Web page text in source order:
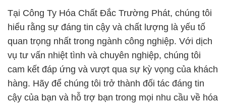
Tại Công Ty Hóa Chất Đắc Trường Phát, chúng tôi
hiểu rằng sự đáng tin cậy và chất lượng là yếu tố
quan trọng nhất trong ngành công nghiệp. Với dịch
vụ tư vấn nhiệt tình và chuyên nghiệp, chúng tôi
cam kết đáp ứng và vượt qua sự kỳ vọng của khách
hàng. Hãy để chúng tôi trở thành đối tác đáng tin
cậy của bạn và hỗ trợ bạn trong mọi nhu cầu về hóa